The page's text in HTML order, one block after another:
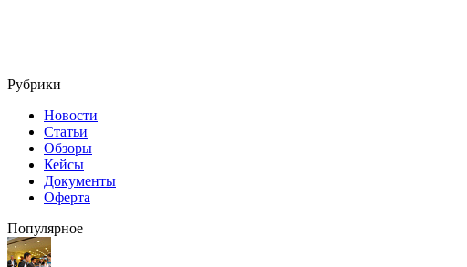
Рубрики
Новости
Статьи
Обзоры
Кейсы
Документы
Оферта
Популярное